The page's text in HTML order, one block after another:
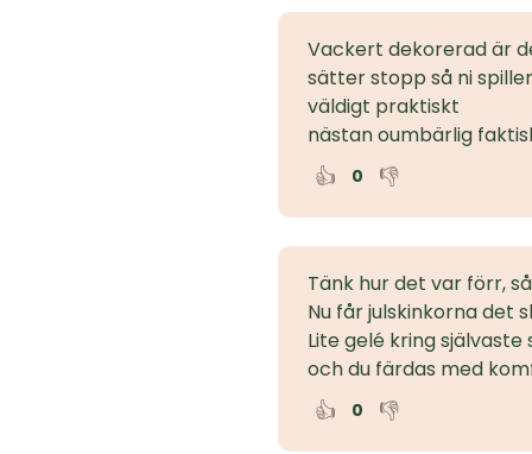
Vackert dekorerad är
sätter stopp så ni
väldigt praktiskt
nästan oumbärlig
👍 0 👎
Tänk hur det var förr,
Nu får julskinkorna det
Lite gelé kring självaste
och du färdas med
👍 0 👎